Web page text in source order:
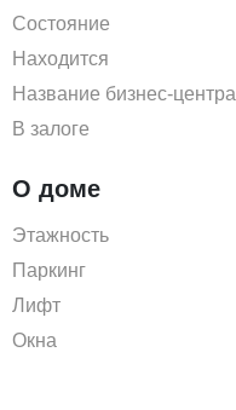
Состояние
Находится
Название бизнес-центра
В залоге
О доме
Этажность
Паркинг
Лифт
Окна